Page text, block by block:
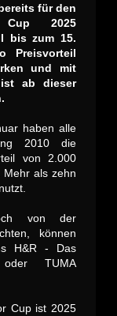
für den
Cup 2025
bis zum 15.
Preisvorteil
und mit
ab dieser
haben alle
2010 die
von 2.000
Mehr als zehn
von der
können
H&R - Das
TUMA
Cup ist 2025